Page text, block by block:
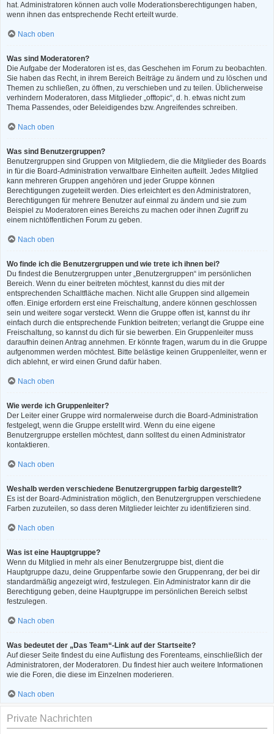
hat. Administratoren können auch volle Moderationsberechtigungen haben,
wenn ihnen das entsprechende Recht erteilt wurde.
Nach oben
Was sind Moderatoren?
Die Aufgabe der Moderatoren ist es, das Geschehen im Forum zu beobachten.
Sie haben das Recht, in ihrem Bereich Beiträge zu ändern und zu löschen und
Themen zu schließen, zu öffnen, zu verschieben und zu teilen. Üblicherweise
verhindern Moderatoren, dass Mitglieder „offtopic“, d. h. etwas nicht zum
Thema Passendes, oder Beleidigendes bzw. Angreifendes schreiben.
Nach oben
Was sind Benutzergruppen?
Benutzergruppen sind Gruppen von Mitgliedern, die die Mitglieder des Boards
in für die Board-Administration verwaltbare Einheiten aufteilt. Jedes Mitglied
kann mehreren Gruppen angehören und jeder Gruppe können
Berechtigungen zugeteilt werden. Dies erleichtert es den Administratoren,
Berechtigungen für mehrere Benutzer auf einmal zu ändern und sie zum
Beispiel zu Moderatoren eines Bereichs zu machen oder ihnen Zugriff zu
einem nichtöffentlichen Forum zu geben.
Nach oben
Wo finde ich die Benutzergruppen und wie trete ich ihnen bei?
Du findest die Benutzergruppen unter „Benutzergruppen“ im persönlichen
Bereich. Wenn du einer beitreten möchtest, kannst du dies mit der
entsprechenden Schaltfläche machen. Nicht alle Gruppen sind allgemein
offen. Einige erfordern erst eine Freischaltung, andere können geschlossen
sein und weitere sogar versteckt. Wenn die Gruppe offen ist, kannst du ihr
einfach durch die entsprechende Funktion beitreten; verlangt die Gruppe eine
Freischaltung, so kannst du dich für sie bewerben. Ein Gruppenleiter muss
daraufhin deinen Antrag annehmen. Er könnte fragen, warum du in die Gruppe
aufgenommen werden möchtest. Bitte belästige keinen Gruppenleiter, wenn er
dich ablehnt, er wird einen Grund dafür haben.
Nach oben
Wie werde ich Gruppenleiter?
Der Leiter einer Gruppe wird normalerweise durch die Board-Administration
festgelegt, wenn die Gruppe erstellt wird. Wenn du eine eigene
Benutzergruppe erstellen möchtest, dann solltest du einen Administrator
kontaktieren.
Nach oben
Weshalb werden verschiedene Benutzergruppen farbig dargestellt?
Es ist der Board-Administration möglich, den Benutzergruppen verschiedene
Farben zuzuteilen, so dass deren Mitglieder leichter zu identifizieren sind.
Nach oben
Was ist eine Hauptgruppe?
Wenn du Mitglied in mehr als einer Benutzergruppe bist, dient die
Hauptgruppe dazu, deine Gruppenfarbe sowie den Gruppenrang, der bei dir
standardmäßig angezeigt wird, festzulegen. Ein Administrator kann dir die
Berechtigung geben, deine Hauptgruppe im persönlichen Bereich selbst
festzulegen.
Nach oben
Was bedeutet der „Das Team“-Link auf der Startseite?
Auf dieser Seite findest du eine Auflistung des Forenteams, einschließlich der
Administratoren, der Moderatoren. Du findest hier auch weitere Informationen
wie die Foren, die diese im Einzelnen moderieren.
Nach oben
Private Nachrichten